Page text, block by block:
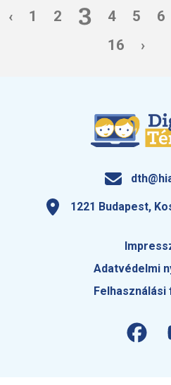
‹ 1 2 3 4 5 6
16
›
1221 Budapest,
Adatvédelmi